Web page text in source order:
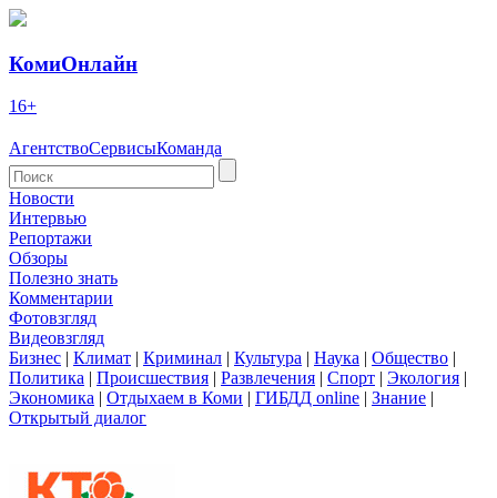
КомиОнлайн
16+
АгентствоСервисыКоманда
Новости
Интервью
Репортажи
Обзоры
Полезно знать
Комментарии
Фотовзгляд
Видеовзгляд
Бизнес | Климат | Криминал | Культура | Наука | Общество |
Политика | Происшествия | Развлечения | Спорт | Экология |
Экономика | Отдыхаем в Коми | ГИБДД online | Знание |
Открытый диалог